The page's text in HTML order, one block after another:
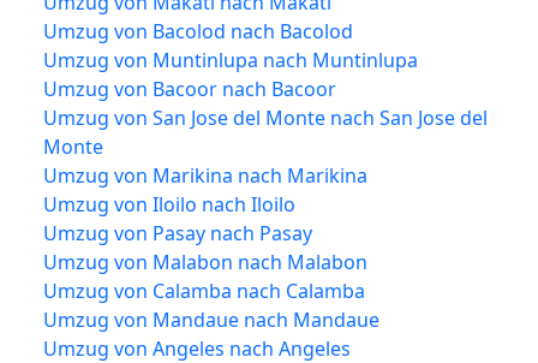
Umzug von Bacolod nach Bacolod
Umzug von Muntinlupa nach Muntinlupa
Umzug von Bacoor nach Bacoor
Umzug von San Jose del Monte nach San Jose del
Monte
Umzug von Marikina nach Marikina
Umzug von Iloilo nach Iloilo
Umzug von Pasay nach Pasay
Umzug von Malabon nach Malabon
Umzug von Calamba nach Calamba
Umzug von Mandaue nach Mandaue
Umzug von Angeles nach Angeles